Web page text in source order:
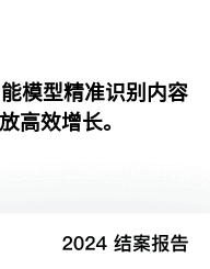
模型精准识别内容
高效增长。